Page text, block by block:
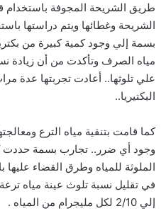
طريق الشريحة المجوفة
الشريحة وغطائها ويتم دراستها
بسمة إلي وجود كمية كبيرة من
مياه الصرف وتأكدت من أن زيادة
علي تلوثها.. أعادت تجربتها عدة
البكتيريا..
كما قامت بتنقية مياه الترع
وجود أي ضرر.. تجارب بسمة حددت
الملوثة للمياه وطرق القضاء عليها
إلي 2/10 لكل مليجرام من المياه .